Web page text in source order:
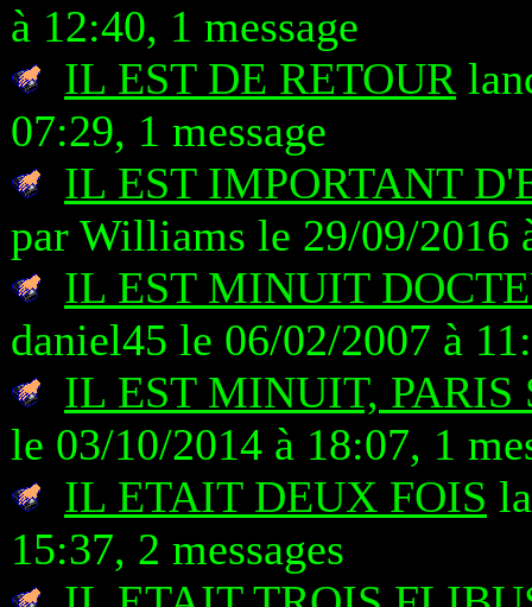
à 12:40, 1 message
IL EST DE RETOUR
07:29, 1 message
IL EST IMPORTANT
par Williams le 29/09/2016
IL EST MINUIT
daniel45 le 06/02/2007 à
IL EST MINUIT, PARIS
le 03/10/2014 à 18:07, 1
IL ETAIT DEUX FOIS
15:37, 2 messages